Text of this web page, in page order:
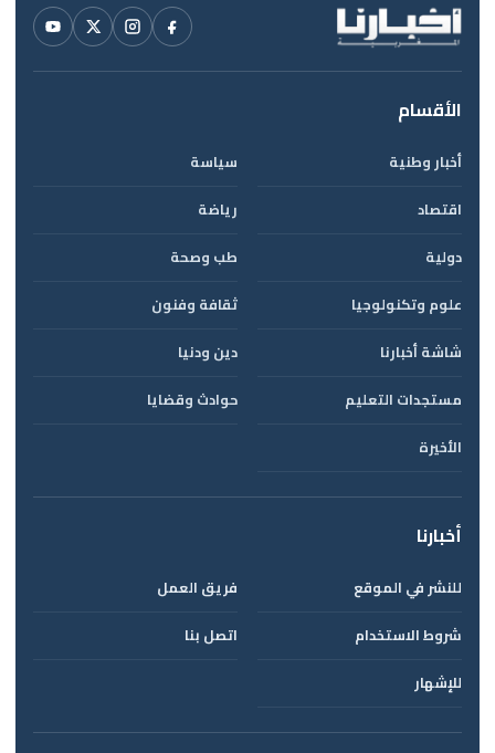
الأقسام
أخبار وطنية
سياسة
اقتصاد
رياضة
دولية
طب وصحة
علوم وتكنولوجيا
ثقافة وفنون
شاشة أخبارنا
دين ودنيا
مستجدات التعليم
حوادث وقضايا
الأخيرة
أخبارنا
للنشر في الموقع
فريق العمل
شروط الاستخدام
اتصل بنا
للإشهار